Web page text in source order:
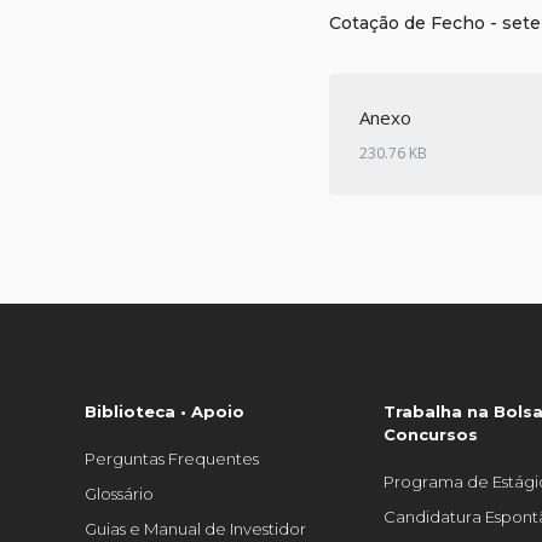
Cotação de Fecho -
Anexo
230.76 KB
Biblioteca • Apoio
Perguntas Frequentes
Glossário
Guias e Manual de Investidor
Trabalha na Bolsa
Concursos
Programa de
Candidatura